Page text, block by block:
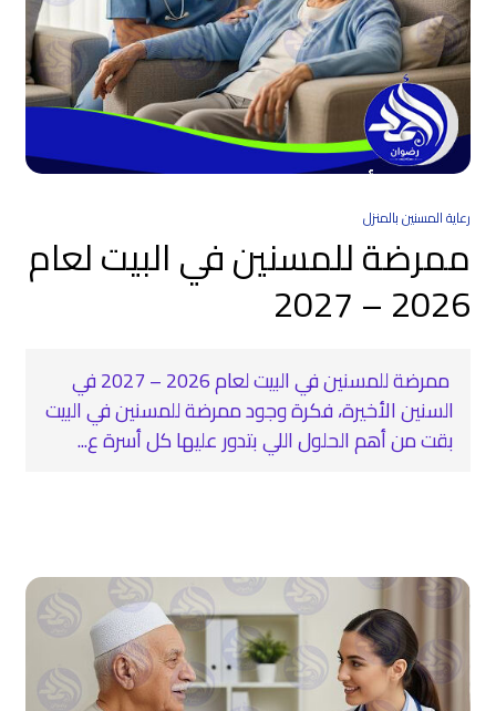
رعاية المسنين بالمنزل
ممرضة للمسنين في البيت لعام
2026 – 2027
‍ ممرضة للمسنين في البيت لعام 2026 – 2027 في
السنين الأخيرة، فكرة وجود ممرضة للمسنين في البيت
بقت من أهم الحلول اللي بتدور عليها كل أسرة ع...